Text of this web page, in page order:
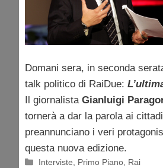
Domani sera, in seconda
talk politico di RaiDue:
Il giornalista Gianluigi
tornerà a dar la parola ai
preannunciano i veri
questa nuova edizione.
Categorie
Interviste Primo Piano Rai